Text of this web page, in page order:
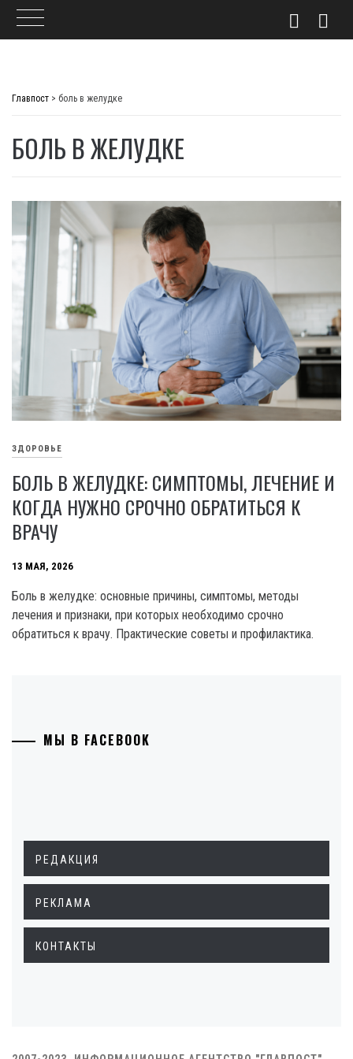
Главпост > боль в желудке
БОЛЬ В ЖЕЛУДКЕ
ЗДОРОВЬЕ
БОЛЬ В ЖЕЛУДКЕ: СИМПТОМЫ, ЛЕЧЕНИЕ И
КОГДА НУЖНО СРОЧНО ОБРАТИТЬСЯ К
ВРАЧУ
13 МАЯ, 2026
Боль в желудке: основные причины, симптомы, методы
лечения и признаки, при которых необходимо срочно
обратиться к врачу. Практические советы и профилактика.
МЫ В FACEBOOK
РЕДАКЦИЯ
РЕКЛАМА
КОНТАКТЫ